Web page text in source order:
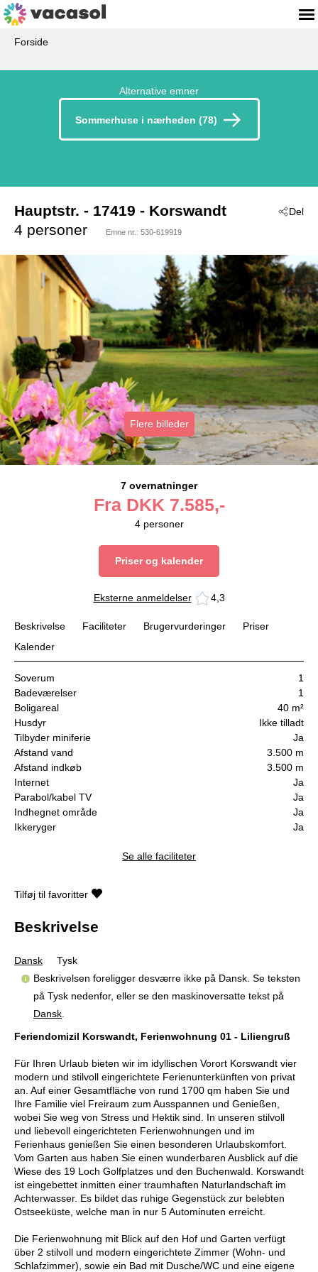
Forside
Alternative emner
Sommerhuse i nærheden (78)
Del
Hauptstr. - 17419 - Korswandt
4 personer
Emne nr.: 530-619919
Flere billeder
7 overnatninger
Fra DKK 7.585,-
4 personer
Priser og kalender
Eksterne anmeldelser 4,3
Beskrivelse Faciliteter Brugervurderinger
Priser
Kalender
Soverum
1
Badeværelser
1
Boligareal
40 m²
Husdyr
Ikke tilladt
Tilbyder miniferie
Ja
Afstand vand
3.500 m
Afstand indkøb
3.500 m
Internet
Ja
Parabol/kabel TV
Ja
Indhegnet område
Ja
Ikkeryger
Ja
Se alle faciliteter
Tilføj til favoritter
Beskrivelse
Dansk
Tysk
Beskrivelsen foreligger desværre ikke på Dansk. Se teksten
på Tysk nedenfor, eller se den maskinoversatte tekst på
Dansk
Feriendomizil Korswandt, Ferienwohnung 01 - Liliengruß
Für Ihren Urlaub bieten wir im idyllischen Vorort Korswandt vier
modern und stilvoll eingerichtete Ferienunterkünften von privat
an. Auf einer Gesamtfläche von rund 1700 qm haben Sie und
Ihre Familie viel Freiraum zum Ausspannen und Genießen,
wobei Sie weg von Stress und Hektik sind. In unseren stilvoll
und liebevoll eingerichteten Ferienwohnungen und im
Ferienhaus genießen Sie einen besonderen Urlaubskomfort.
Vom Garten aus haben Sie einen wunderbaren Ausblick auf die
Wiese des 19 Loch Golfplatzes und den Buchenwald. Korswandt
ist eingebettet inmitten einer traumhaften Naturlandschaft im
Achterwasser. Es bildet das ruhige Gegenstück zur belebten
Ostseeküste, welche man in nur 5 Autominuten erreicht.
Die Ferienwohnung mit Blick auf den Hof und Garten verfügt
über 2 stilvoll und modern eingerichtete Zimmer (Wohn- und
Schlafzimmer), sowie ein Bad mit Dusche/WC und eine eigene